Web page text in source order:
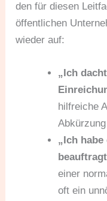
den für diesen
öffentlichen
wieder auf:
„Ich
hilfreiche
„Ich
einer
oft ein